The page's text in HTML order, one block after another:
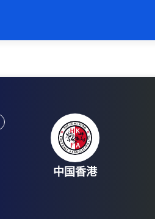
中国香港